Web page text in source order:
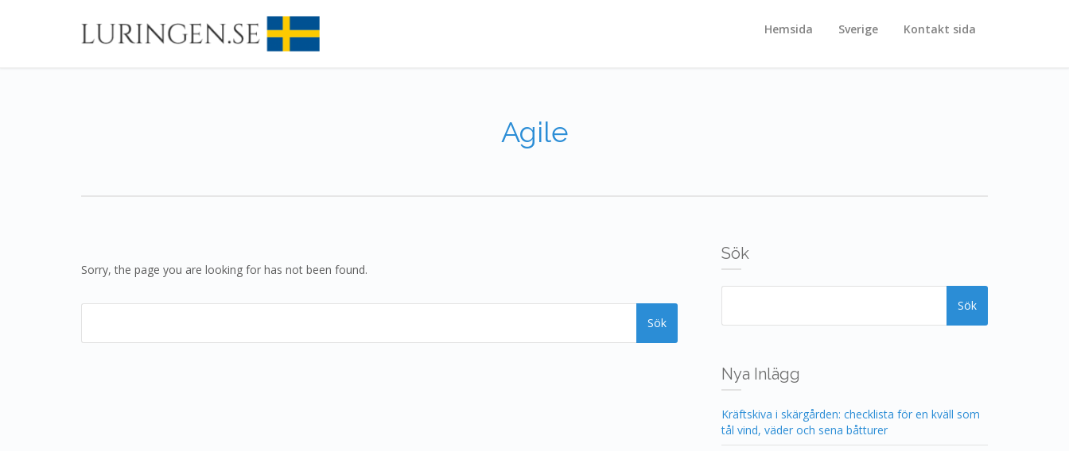
Hemsida Sverige Kontakt sida
Agile
Sorry, the page you are looking for has not been found.
Sök
Nya Inlägg
Kräftskiva i skärgården: checklista för en kväll som
tål vind, väder och sena båtturer